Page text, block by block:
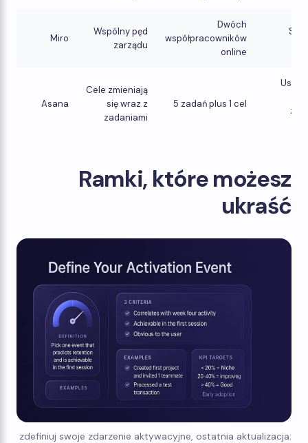
Miro
Wspólny pęd
zarządu
Dwóch
współpracowników
online
Asana
Cele zmieniają
się wraz z
zadaniami
5 zadań plus 1 cel
Ramki, które możesz
ukraść
zdefiniuj swoje zdarzenie aktywacyjne, ostatnia aktualizacja: